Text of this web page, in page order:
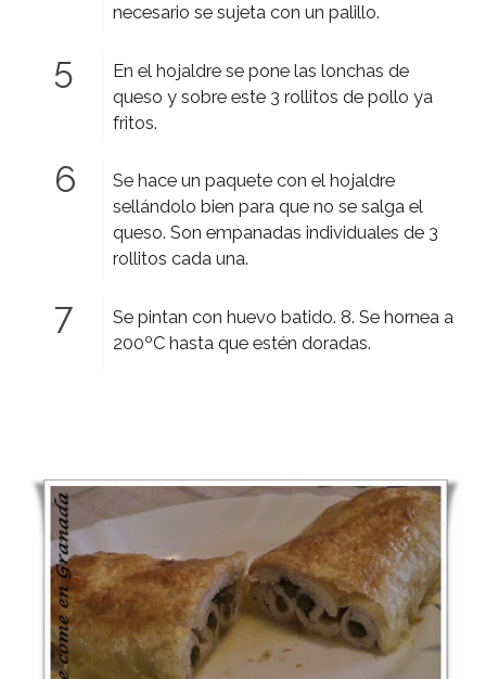
necesario se sujeta con un palillo.
En el hojaldre se pone las lonchas de
queso y sobre este 3 rollitos de pollo ya
fritos.
Se hace un paquete con el hojaldre
sellándolo bien para que no se salga el
queso. Son empanadas individuales de 3
rollitos cada una.
Se pintan con huevo batido. 8. Se hornea a
200ºC hasta que estén doradas.